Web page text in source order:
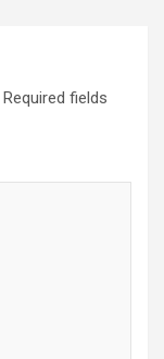
Required fields